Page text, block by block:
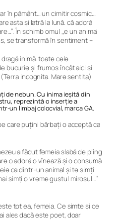
în pământ… un cimitir cosmic…
asta şi latră la lună. că adoră
În schimb omul ,,e un animal
se transformă în sentiment –
inimă. toate cele
bucurie şi frumos încât aici și
incognita. Mare sentita)
de nebun. Cu inima ieșită din
reprezintă o inserție a
un limbaj colocvial, marca GA.
care puțini bărbați o acceptă ca
a făcut femeia slabă de plîng
o adoră o vînează şi o consumă
ca dintr-un animal şi te simţi
simţi o vreme gustul mirosul…”
tot ea, femeia. Ce simte și ce
ales dacă este poet, doar